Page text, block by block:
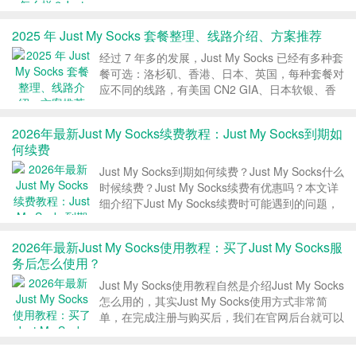
2025 年 Just My Socks 套餐整理、线路介绍、方案推荐
经过 7 年多的发展，Just My Socks 已经有多种套
餐可选：洛杉矶、香港、日本、英国，每种套餐对
应不同的线路，有美国 CN2 GIA、日本软银、香
下...
2026年最新Just My Socks续费教程：Just My Socks到期如
何续费
Just My Socks到期如何续费？Just My Socks什么
时候续费？Just My Socks续费有优惠吗？本文详
细介绍下Just My Socks续费时可能遇到的问题，
2026年最新Just My Socks使用教程：买了Just My Socks服
务后怎么使用？
Just My Socks使用教程自然是介绍Just My Socks
怎么用的，其实Just My Socks使用方式非常简
单，在完成注册与购买后，我们在官网后台就可以